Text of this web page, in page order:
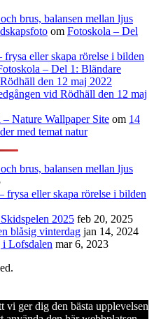
brus, balansen mellan ljus
om Fotoskola – Del
eller skapa rörelse i bilden
– Del 1: Bländare
den 12 maj 2022
vid Rödhäll den 12 maj
Nature Wallpaper Site om 14
med temat natur
brus, balansen mellan ljus
frysa eller skapa rörelse i bilden
2025 feb 20, 2025
blåsig vinterdag jan 14, 2024
i Lofsdalen mar 6, 2023
vi ger dig den bästa upplevelsen